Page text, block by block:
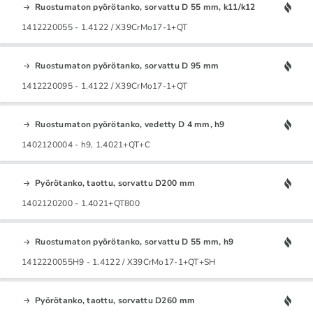
Ruostumaton pyörötanko, sorvattu D 55 mm, k11/k12
1412220055 - 1.4122 / X39CrMo17-1+QT
Ruostumaton pyörötanko, sorvattu D 95 mm
1412220095 - 1.4122 / X39CrMo17-1+QT
Ruostumaton pyörötanko, vedetty D 4 mm, h9
1402120004 - h9, 1.4021+QT+C
Pyörötanko, taottu, sorvattu D200 mm
1402120200 - 1.4021+QT800
Ruostumaton pyörötanko, sorvattu D 55 mm, h9
1412220055H9 - 1.4122 / X39CrMo17-1+QT+SH
Pyörötanko, taottu, sorvattu D260 mm